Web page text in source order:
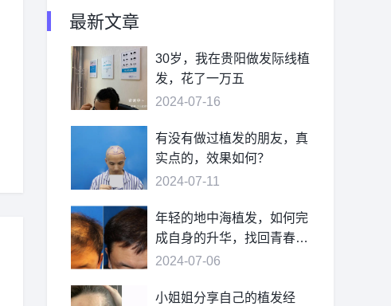
最新文章
30岁，我在贵阳做发际线植
发，花了一万五
2024-07-16
有没有做过植发的朋友，真
实点的，效果如何？
2024-07-11
年轻的地中海植发，如何完
成自身的升华，找回青春的
自信
2024-07-06
小姐姐分享自己的植发经